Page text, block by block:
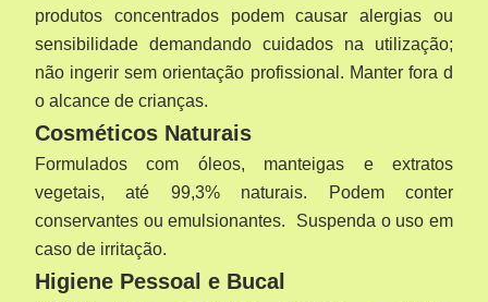
produtos concentrados podem causar alergias ou
sensibilidade demandando cuidados na utilização;
não ingerir sem orientação profissional. Manter fora d
o alcance de crianças.
Cosméticos Naturais
Formulados com óleos, manteigas e extratos
vegetais, até 99,3% naturais. Podem conter
conservantes ou emulsionantes.
Suspenda o uso em
caso de irritação.
Higiene Pessoal e Bucal